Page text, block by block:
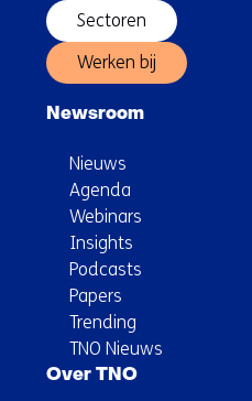
Sectoren
Werken bij
Newsroom
Nieuws
Agenda
Webinars
Insights
Podcasts
Papers
Trending
TNO Nieuws
Over TNO